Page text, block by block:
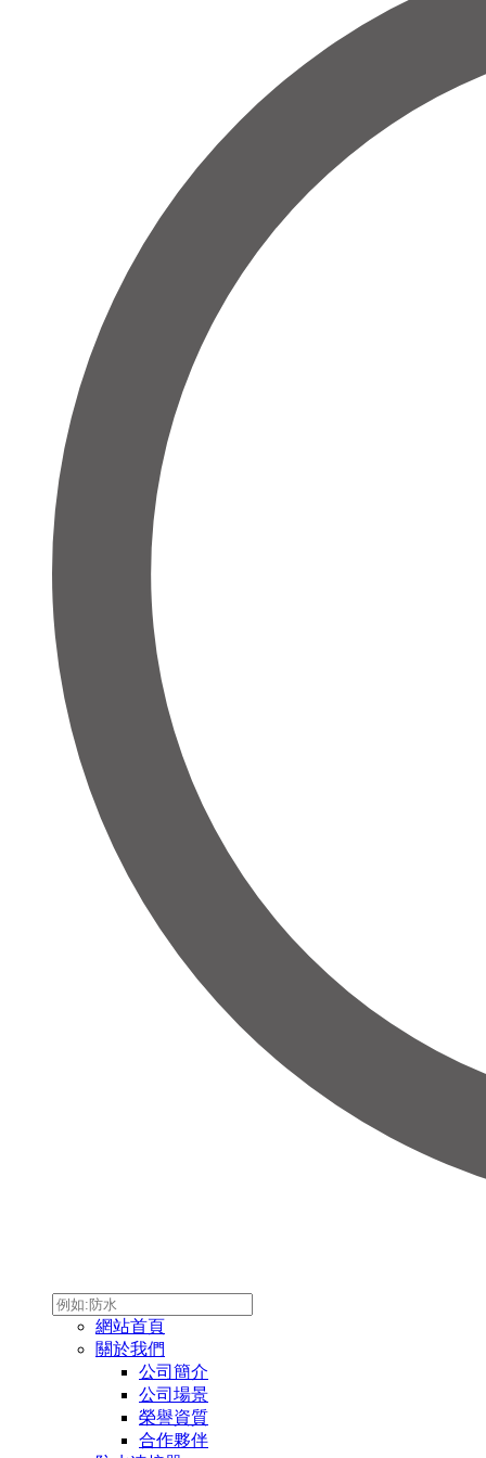
網站首頁
關於我們
公司簡介
公司場景
榮譽資質
合作夥伴